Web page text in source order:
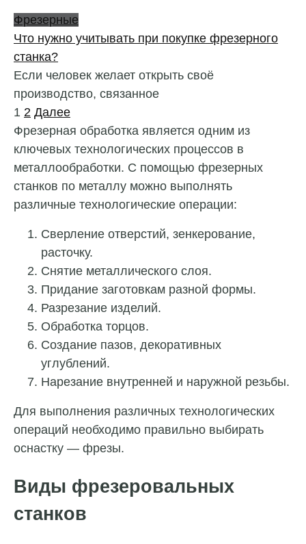
Фрезерные
Что нужно учитывать при покупке фрезерного
станка?
Если человек желает открыть своё
производство, связанное
Пагинация
записей
1 2 Далее
Фрезерная обработка является одним из
ключевых технологических процессов в
металлообработки. С помощью фрезерных
станков по металлу можно выполнять
различные технологические операции:
Сверление отверстий, зенкерование,
расточку.
Снятие металлического слоя.
Придание заготовкам разной формы.
Разрезание изделий.
Обработка торцов.
Создание пазов, декоративных
углублений.
Нарезание внутренней и наружной резьбы.
Для выполнения различных технологических
операций необходимо правильно выбирать
оснастку — фрезы.
Виды фрезеровальных
станков